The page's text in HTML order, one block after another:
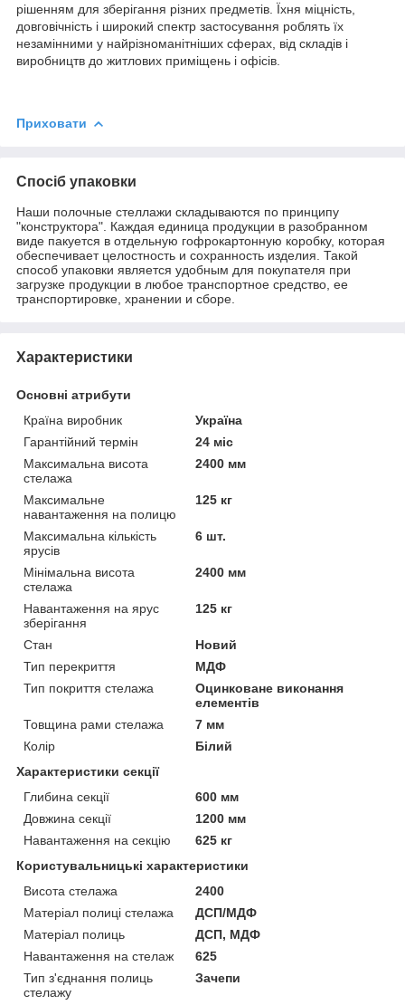
рішенням для зберігання різних предметів. Їхня міцність,
довговічність і широкий спектр застосування роблять їх
незамінними у найрізноманітніших сферах, від складів і
виробництв до житлових приміщень і офісів.
Приховати
Спосіб упаковки
Наши полочные стеллажи складываются по принципу
"конструктора". Каждая единица продукции в разобранном
виде пакуется в отдельную гофрокартонную коробку, которая
обеспечивает целостность и сохранность изделия. Такой
способ упаковки является удобным для покупателя при
загрузке продукции в любое транспортное средство, ее
транспортировке, хранении и сборе.
Характеристики
Основні атрибути
Країна виробник
Україна
Гарантійний термін
24 міс
Максимальна висота
стелажа
2400 мм
Максимальне
навантаження на полицю
125 кг
Максимальна кількість
ярусів
6 шт.
Мінімальна висота
стелажа
2400 мм
Навантаження на ярус
зберігання
125 кг
Стан
Новий
Тип перекриття
МДФ
Тип покриття стелажа
Оцинковане виконання
елементів
Товщина рами стелажа
7 мм
Колір
Білий
Характеристики секції
Глибина секції
600 мм
Довжина секції
1200 мм
Навантаження на секцію
625 кг
Користувальницькі характеристики
Висота стелажа
2400
Матеріал полиці стелажа
ДСП/МДФ
Матеріал полиць
ДСП, МДФ
Навантаження на стелаж
625
Тип з'єднання полиць
стелажу
Зачепи